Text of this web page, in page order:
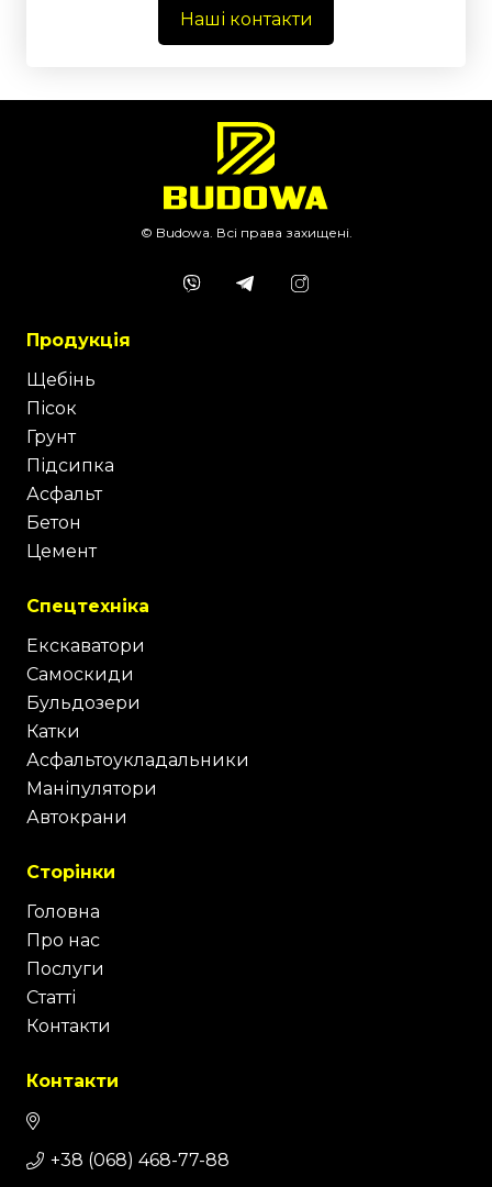
Наші контакти
© Budowa. Всі права захищені.
Продукція
Щебінь
Пісок
Грунт
Підсипка
Асфальт
Бетон
Цемент
Спецтехніка
Екскаватори
Самоскиди
Бульдозери
Катки
Асфальтоукладальники
Маніпулятори
Автокрани
Сторінки
Головна
Про нас
Послуги
Статті
Контакти
Контакти
+38 (068) 468-77-88